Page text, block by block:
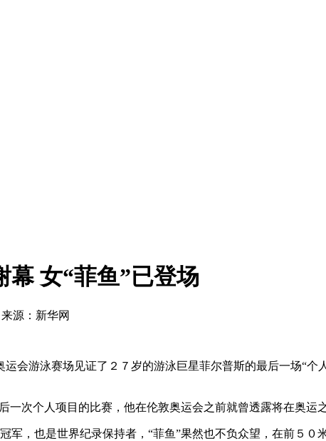
幕 女“菲鱼”已登场
来源：新华网
会游泳赛场见证了２７岁的游泳巨星菲尔普斯的最后一场“个
次个人项目的比赛，他在伦敦奥运会之前就曾透露将在奥运之
，也是世界纪录保持者，“菲鱼”果然也不负众望，在前５